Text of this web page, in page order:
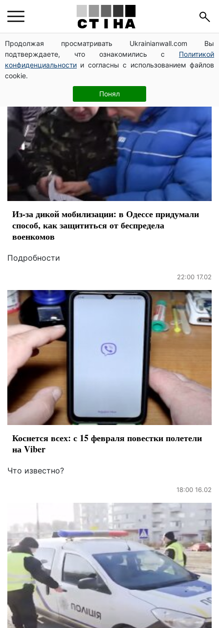
Продолжая просматривать Ukrainianwall.com Вы
подтверждаете, что ознакомились с Политикой
конфиденциальности и согласны с использованием файлов
cookie.
Понял
повестка
Из-за дикой мобилизации: в Одессе придумали
способ, как защититься от беспредела
военкомов
Подробности
22:00 17.02
Коснется всех: с 15 февраля повестки полетели
на Viber
Что известно?
18:00 16.02